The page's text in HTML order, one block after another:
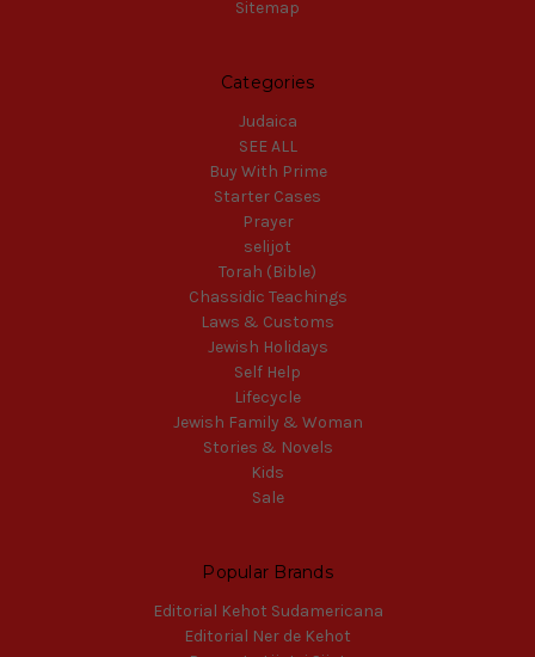
Sitemap
Categories
Judaica
SEE ALL
Buy With Prime
Starter Cases
Prayer
selijot
Torah (Bible)
Chassidic Teachings
Laws & Customs
Jewish Holidays
Self Help
Lifecycle
Jewish Family & Woman
Stories & Novels
Kids
Sale
Popular Brands
Editorial Kehot Sudamericana
Editorial Ner de Kehot